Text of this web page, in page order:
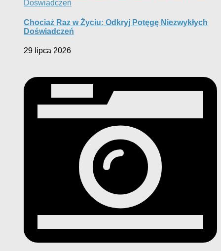
Chociaż Raz w Życiu: Odkryj Potęgę Niezwykłych
Doświadczeń
29 lipca 2026